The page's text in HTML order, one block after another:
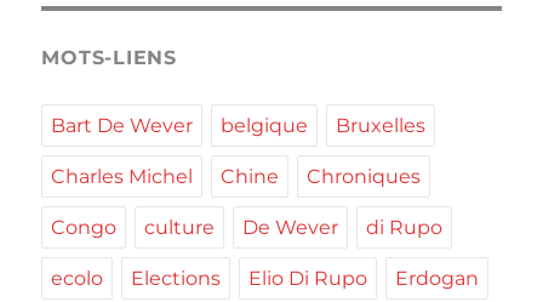
MOTS-LIENS
Bart De Wever belgique Bruxelles
Charles Michel Chine Chroniques
Congo culture De Wever di Rupo
ecolo Elections Elio Di Rupo Erdogan